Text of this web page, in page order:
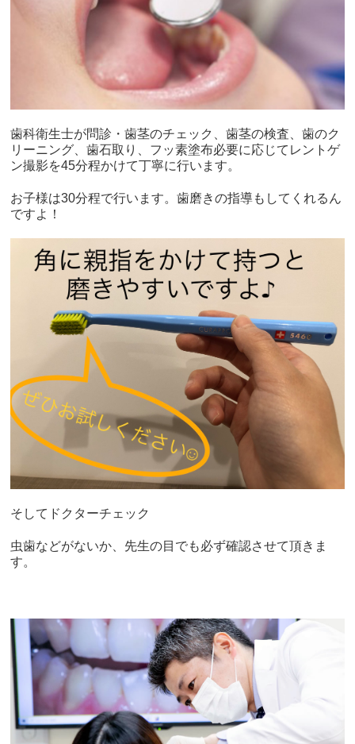
歯科衛生士が問診・歯茎のチェック、歯茎の検査、歯のク
リーニング、歯石取り、フッ素塗布必要に応じてレントゲ
ン撮影を45分程かけて丁寧に行います。
お子様は30分程で行います。歯磨きの指導もしてくれるん
ですよ！
そしてドクターチェック
虫歯などがないか、先生の目でも必ず確認させて頂きま
す。